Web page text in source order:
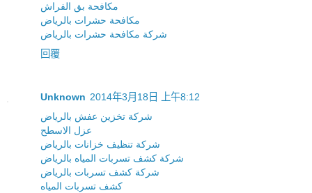
مكافحة بق الفراش
مكافحة حشرات بالرياض
شركة مكافحة حشرات بالرياض
回覆
Unknown 2014年3月18日 上午8:12
شركة تخزين عفش بالرياض
عزل الاسطح
شركة تنظيف خزانات بالرياض
شركة كشف تسربات المياه بالرياض
شركة كشف تسربات بالرياض
كشف تسربات المياه